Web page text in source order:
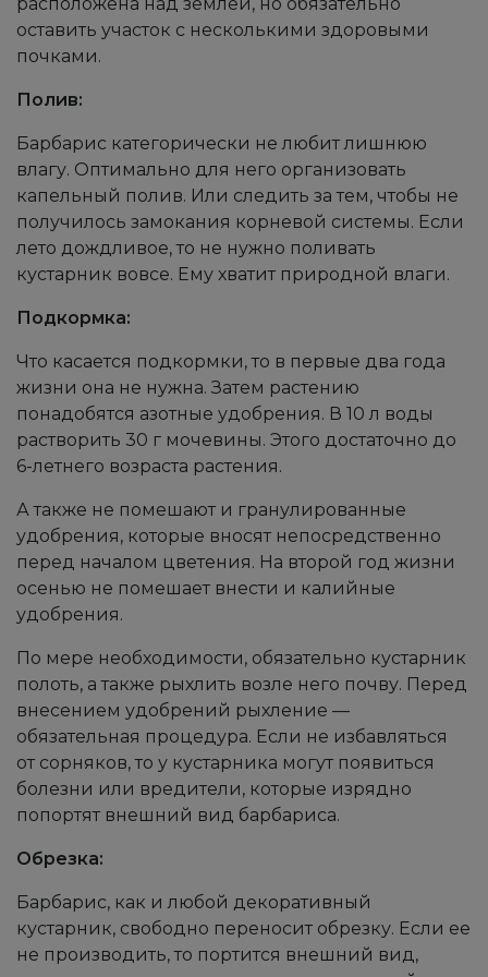
оставить участок с несколькими здоровыми
почками.
Полив:
Барбарис категорически не любит лишнюю
влагу. Оптимально для него организовать
капельный полив. Или следить за тем, чтобы не
получилось замокания корневой системы. Если
лето дождливое, то не нужно поливать
кустарник вовсе. Ему хватит природной влаги.
Подкормка:
Что касается подкормки, то в первые два года
жизни она не нужна. Затем растению
понадобятся азотные удобрения. В 10 л воды
растворить 30 г мочевины. Этого достаточно до
6-летнего возраста растения.
А также не помешают и гранулированные
удобрения, которые вносят непосредственно
перед началом цветения. На второй год жизни
осенью не помешает внести и калийные
удобрения.
По мере необходимости, обязательно кустарник
полоть, а также рыхлить возле него почву. Перед
внесением удобрений рыхление —
обязательная процедура. Если не избавляться
от сорняков, то у кустарника могут появиться
болезни или вредители, которые изрядно
попортят внешний вид барбариса.
Обрезка:
Барбарис, как и любой декоративный
кустарник, свободно переносит обрезку. Если ее
не производить, то портится внешний вид,